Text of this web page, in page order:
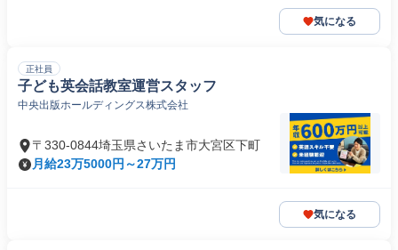
気になる
正社員
子ども英会話教室運営スタッフ
中央出版ホールディングス株式会社
〒330-0844埼玉県さいたま市大宮区下町
月給23万5000円～27万円
気になる